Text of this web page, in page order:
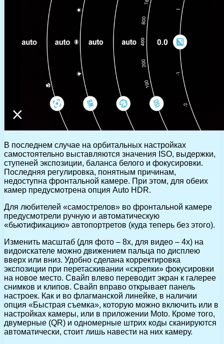
В последнем случае на орбитальных настройках
самостоятельно выставляются значения ISO, выдержки,
ступеней экспозиции, баланса белого и фокусировки.
Последняя регулировка, понятным причинам,
недоступна фронтальной камере. При этом, для обеих
камер предусмотрена опция Auto HDR.
Для любителей «самострелов» во фронтальной камере
предусмотрели ручную и автоматическую
«бьютификацию» автопортретов (куда теперь без этого).
Изменить масштаб (для фото – 8х, для видео – 4х) на
видоискателе можно движением пальца по дисплею
вверх или вниз. Удобно сделана корректировка
экспозиции при перетаскивании «скрепки» фокусировки
на новое место. Свайп влево переводит экран к галерее
снимков и клипов. Свайп вправо открывает панель
настроек. Как и во флагманской линейке, в наличии
опция «Быстрая съемка», которую можно включить или в
настройках камеры, или в приложении Moto. Кроме того,
двумерные (QR) и одномерные штрих коды сканируются
автоматически, стоит лишь навести на них камеру.